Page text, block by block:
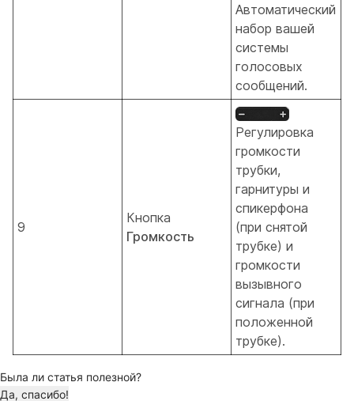
Автоматический
набор вашей
системы
голосовых
сообщений.
9
Кнопка
Громкость
Регулировка
громкости
трубки,
гарнитуры и
спикерфона
(при снятой
трубке) и
громкости
вызывного
сигнала (при
положенной
трубке).
Была ли статья полезной?
Да, спасибо!